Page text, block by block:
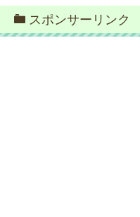
スポンサーリンク